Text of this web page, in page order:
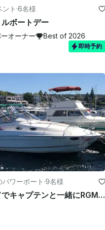
ト ·6名様
ボートデー
オーナー Best of 2026
即時予約
ワーボート ·9名様
カークランドでキャプテンと一緒にRGM 2000キャビンモーターヨットを予約